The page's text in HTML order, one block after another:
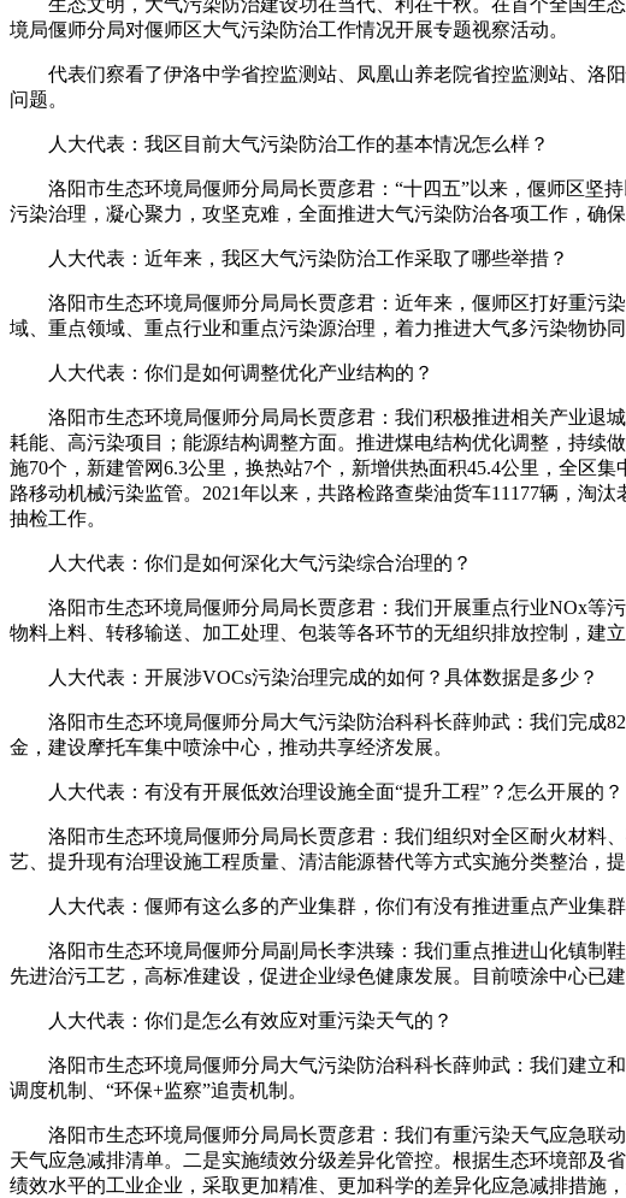
生态文明，大气污染防治建设功在当代、利在千秋。在首个全国生态
境局偃师分局对偃师区大气污染防治工作情况开展专题视察活动。
代表们察看了伊洛中学省控监测站、凤凰山养老院省控监测站、洛阳
问题。
人大代表：我区目前大气污染防治工作的基本情况怎么样？
洛阳市生态环境局偃师分局局长贾彦君：“十四五”以来，偃师区坚持
污染治理，凝心聚力，攻坚克难，全面推进大气污染防治各项工作，确
人大代表：近年来，我区大气污染防治工作采取了哪些举措？
洛阳市生态环境局偃师分局局长贾彦君：近年来，偃师区打好重污染
域、重点领域、重点行业和重点污染源治理，着力推进大气多污染物协
人大代表：你们是如何调整优化产业结构的？
洛阳市生态环境局偃师分局局长贾彦君：我们积极推进相关产业退城
耗能、高污染项目；能源结构调整方面。推进煤电结构优化调整，持续
施70个，新建管网6.3公里，换热站7个，新增供热面积45.4公里，全区
路移动机械污染监管。2021年以来，共路检路查柴油货车11177辆，淘
抽检工作。
人大代表：你们是如何深化大气污染综合治理的？
洛阳市生态环境局偃师分局局长贾彦君：我们开展重点行业NOx等污
物料上料、转移输送、加工处理、包装等各环节的无组织排放控制，建
人大代表：开展涉VOCs污染治理完成的如何？具体数据是多少？
洛阳市生态环境局偃师分局大气污染防治科科长薛帅武：我们完成82
金，建设摩托车集中喷涂中心，推动共享经济发展。
人大代表：有没有开展低效治理设施全面“提升工程”？怎么开展的？
洛阳市生态环境局偃师分局局长贾彦君：我们组织对全区耐火材料、
艺、提升现有治理设施工程质量、清洁能源替代等方式实施分类整治，提
人大代表：偃师有这么多的产业集群，你们有没有推进重点产业集群
洛阳市生态环境局偃师分局副局长李洪臻：我们重点推进山化镇制鞋
先进治污工艺，高标准建设，促进企业绿色健康发展。目前喷涂中心已建
人大代表：你们是怎么有效应对重污染天气的？
洛阳市生态环境局偃师分局大气污染防治科科长薛帅武：我们建立和
调度机制、“环保+监察”追责机制。
洛阳市生态环境局偃师分局局长贾彦君：我们有重污染天气应急联动
天气应急减排清单。二是实施绩效分级差异化管控。根据生态环境部及
绩效水平的工业企业，采取更加精准、更加科学的差异化应急减排措施